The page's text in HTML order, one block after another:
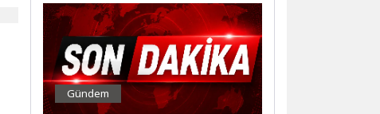
Gündem